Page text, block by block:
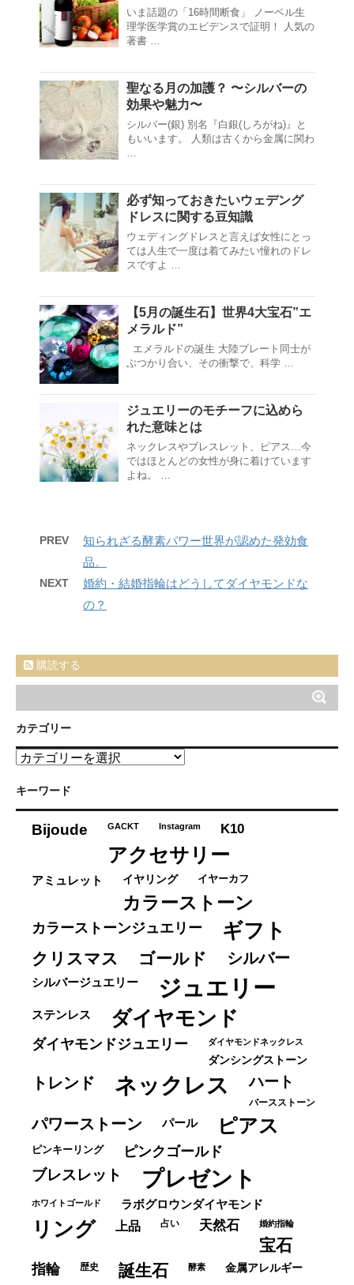
いま話題の「16時間断食」 ノーベル生
理学医学賞のエビデンスで証明！ 人気の
著書 …
聖なる月の加護？ 〜シルバーの
効果や魅力〜
シルバー(銀) 別名『白銀(しろがね)』と
もいいます。 人類は古くから金属に関わ
必ず知っておきたいウェデング
ドレスに関する豆知識
ウェディングドレスと言えば女性にとっ
ては人生で一度は着てみたい憧れのドレ
スですよ …
【5月の誕生石】世界4大宝石”エ
メラルド”
エメラルドの誕生 大陸プレート同士が
ぶつかり合い、その衝撃で、科学 …
ジュエリーのモチーフに込めら
れた意味とは
ネックレスやブレスレット、ピアス…今
ではほとんどの女性が身に着けています
よね。 …
PREV
知られざる酵素パワー世界が認めた発効食
品。
NEXT
婚約・結婚指輪はどうしてダイヤモンドな
の？
購読する
カテゴリー
カ
ゴ
キーワード
Bijoude GACKT Instagram K10
アクセサリー
アミュレット イヤリング イヤーカフ
カラーストーン
カラーストーンジュエリー ギフト
クリスマス ゴールド シルバー
シルバージュエリー ジュエリー
ステンレス ダイヤモンド
ダイヤモンドジュエリー ダイヤモンドネックレス
ダンシングストーン
トレンド ネックレス ハート
バースストーン
パワーストーン パール ピアス
ピンキーリング ピンクゴールド
ブレスレット プレゼント
ホワイトゴールド ラボグロウンダイヤモンド
リング 上品 占い 天然石 婚約指輪
宝石
指輪 歴史 誕生石 酵素 金属アレルギー